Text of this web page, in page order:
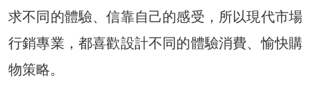
求不同的體驗、信靠自己的感受，所以現代市場
行銷專業，都喜歡設計不同的體驗消費、愉快購
物策略。